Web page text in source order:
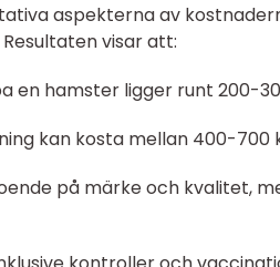
aspekterna av
visar att:
en hamster ligger runt 200-
kan kosta mellan 400-700
på märke och kvalitet,